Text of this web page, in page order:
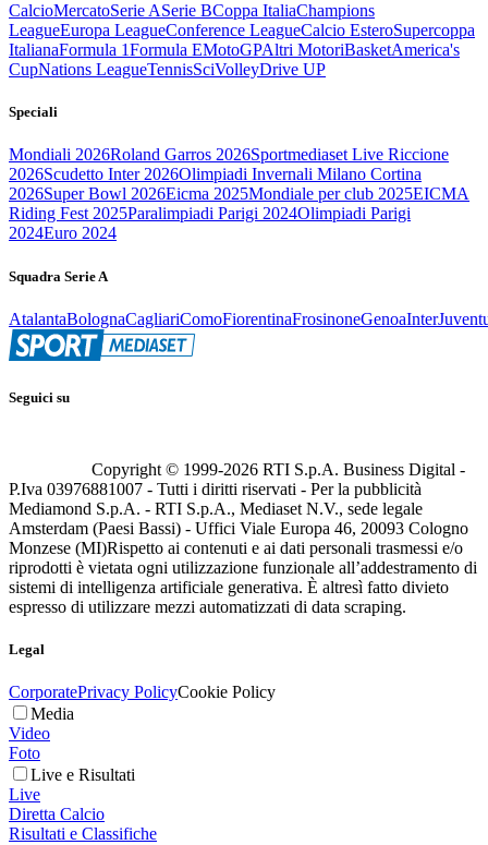
CalcioMercatoSerie ASerie BCoppa ItaliaChampions
LeagueEuropa LeagueConference LeagueCalcio EsteroSupercoppa
ItalianaFormula 1Formula EMotoGPAltri MotoriBasketAmerica's
CupNations LeagueTennisSciVolleyDrive UP
Speciali
Mondiali 2026Roland Garros 2026Sportmediaset Live Riccione
2026Scudetto Inter 2026Olimpiadi Invernali Milano Cortina
2026Super Bowl 2026Eicma 2025Mondiale per club 2025EICMA
Riding Fest 2025Paralimpiadi Parigi 2024Olimpiadi Parigi
2024Euro 2024
Squadra Serie A
AtalantaBolognaCagliariComoFiorentinaFrosinoneGenoaInter
Seguici su
Copyright © 1999-2026 RTI S.p.A. Business Digital -
P.Iva 03976881007 - Tutti i diritti riservati - Per la pubblicità
Mediamond S.p.A. - RTI S.p.A., Mediaset N.V., sede legale
Amsterdam (Paesi Bassi) - Uffici Viale Europa 46, 20093 Cologno
Monzese (MI)Rispetto ai contenuti e ai dati personali trasmessi e/o
riprodotti è vietata ogni utilizzazione funzionale all’addestramento di
sistemi di intelligenza artificiale generativa. È altresì fatto divieto
espresso di utilizzare mezzi automatizzati di data scraping.
Legal
CorporatePrivacy PolicyCookie Policy
Media
Video
Foto
Live e Risultati
Live
Diretta Calcio
Risultati e Classifiche